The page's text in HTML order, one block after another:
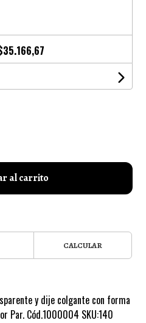
al carrito
CALCULAR
y dije colgante con forma
Par. Cód.1000004 SKU:140